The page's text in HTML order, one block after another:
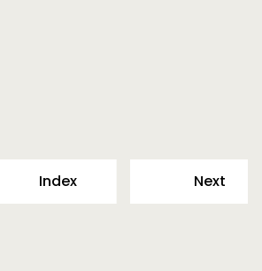
Index Next